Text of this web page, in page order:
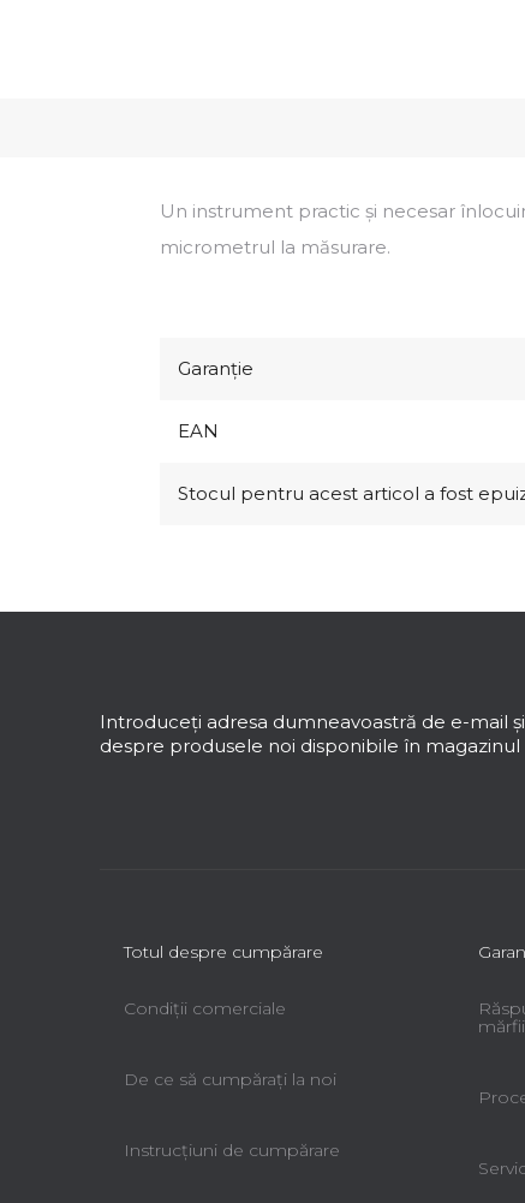
Un instrument practic şi necesar
micrometrul la măsurare.
Garanţie
EAN
Stocul pentru acest articol a fost
Introduceţi adresa dumneavoastră de e-mail
despre produsele noi disponibile în magazinul
Totul despre cumpărare
Condiții comerciale
De ce să cumpăraţi la noi
Instrucțiuni de cumpărare